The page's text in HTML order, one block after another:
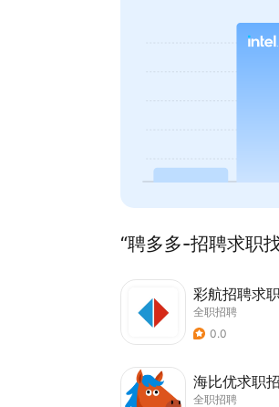
“聘多多-招聘求职
彩航招聘求
全职招聘
0.0
海比优求职
全职招聘